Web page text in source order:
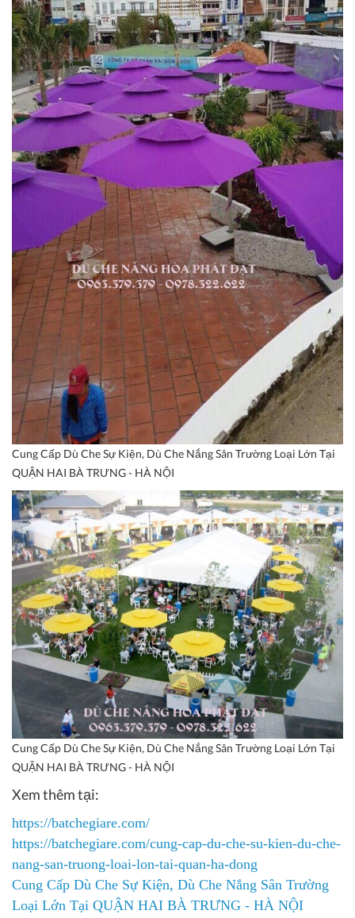
Cung Cấp Dù Che Sự Kiện, Dù Che Nắng Sân Trường Loại Lớn Tại
QUẬN HAI BÀ TRƯNG - HÀ NỘI
Cung Cấp Dù Che Sự Kiện, Dù Che Nắng Sân Trường Loại Lớn Tại
QUẬN HAI BÀ TRƯNG - HÀ NỘI
Xem thêm tại:
https://batchegiare.com/
https://batchegiare.com/cung-cap-du-che-su-kien-du-che-
nang-san-truong-loai-lon-tai-quan-ha-dong
Cung Cấp Dù Che Sự Kiện, Dù Che Nắng Sân Trường
Loại Lớn Tại QUẬN HAI BÀ TRƯNG - HÀ NỘI